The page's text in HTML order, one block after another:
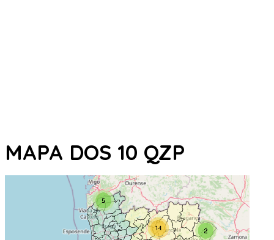
MAPA DOS 10 QZP